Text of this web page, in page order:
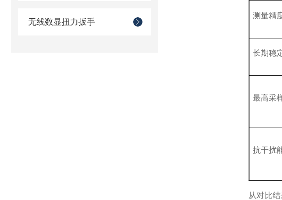
无线数显扭力扳手
测量精
长期稳
最高采
抗干扰
从对比